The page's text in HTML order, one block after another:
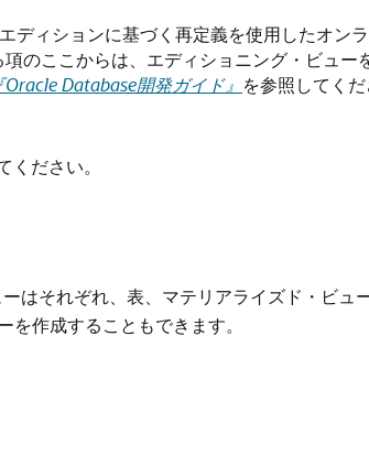
ディションに基づく再定義を使用したオン
のここからは、エディショニング・ビュ
『Oracle Database開発ガイド』 を参照してくだ
ください。
はそれぞれ、表、マテリアライズド・ビュ
作成することもできます。